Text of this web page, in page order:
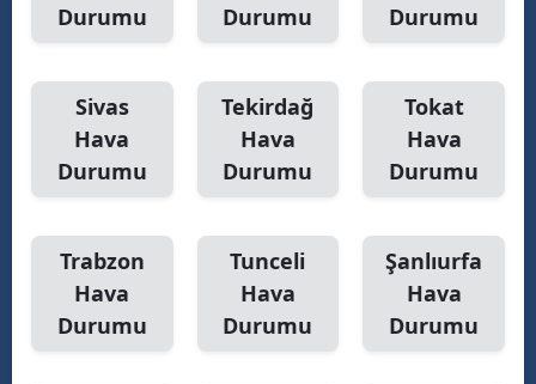
Durumu
Durumu
Durumu
Sivas
Hava
Durumu
Tekirdağ
Hava
Durumu
Tokat
Hava
Durumu
Trabzon
Hava
Durumu
Tunceli
Hava
Durumu
Şanlıurfa
Hava
Durumu